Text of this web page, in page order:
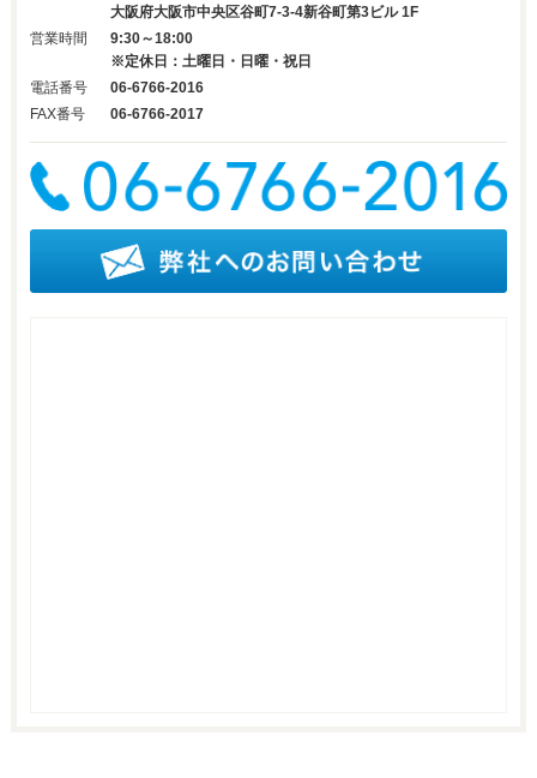
大阪府大阪市中央区谷町7-3-4新谷町第3ビル 1F
営業時間
9:30～18:00
※定休日：土曜日・日曜・祝日
電話番号
06-6766-2016
FAX番号
06-6766-2017